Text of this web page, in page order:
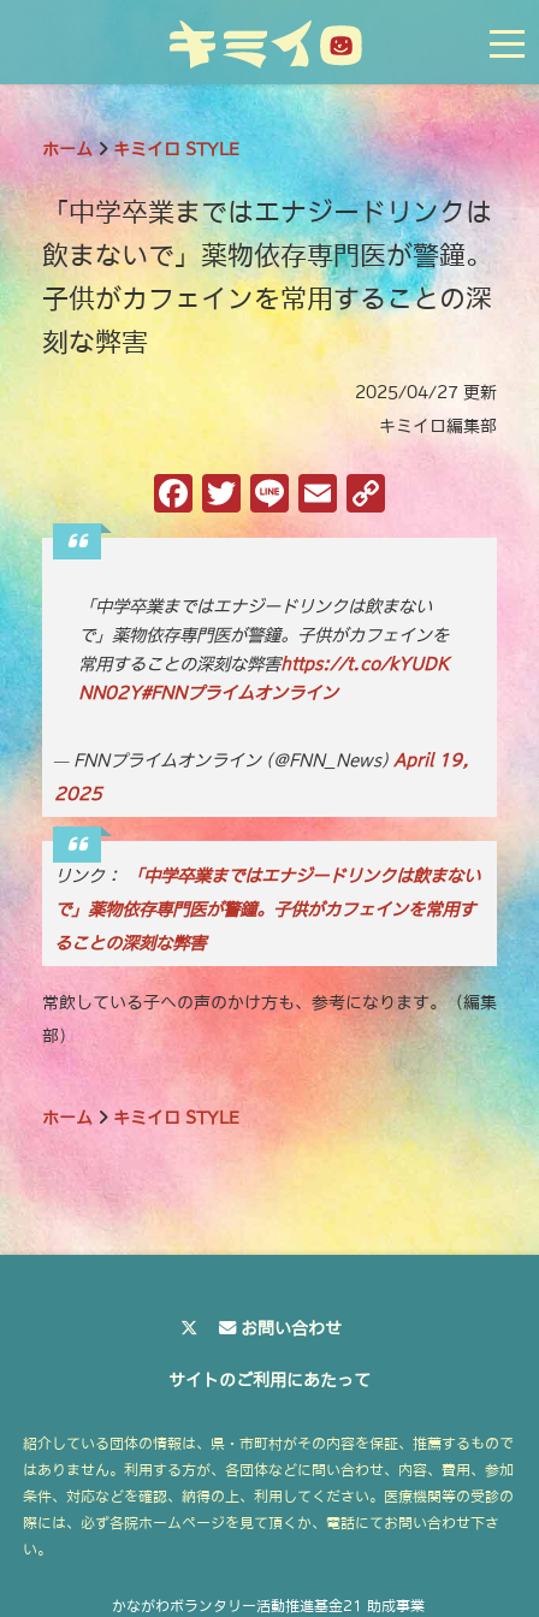
ホーム キミイロ STYLE
「中学卒業まではエナジードリンクは
飲まないで」薬物依存専門医が警鐘。
子供がカフェインを常用することの深
刻な弊害
2025/04/27 更新
キミイロ編集部
F
a
e
b
o
k
T
w
te
r
Li
n
E
m
l
o
y
Li
n
「中学卒業まではエナジードリンクは飲まない
で」薬物依存専門医が警鐘。子供がカフェインを
常用することの深刻な弊害https://t.co/kYUDK
NN02Y#FNNプライムオンライン
— FNNプライムオンライン (@FNN_News) April 19,
2025
リンク：
「中学卒業まではエナジードリンクは飲まない
で」薬物依存専門医が警鐘。子供がカフェインを常用す
ることの深刻な弊害
常飲している子への声のかけ方も、参考になります。（編集
部）
ホーム キミイロ STYLE
お問い合わせ
サイトのご利用にあたって
紹介している団体の情報は、県・市町村がその内容を保証、推薦するもので
はありません。利用する方が、各団体などに問い合わせ、内容、費用、参加
条件、対応などを確認、納得の上、利用してください。医療機関等の受診の
際には、必ず各院ホームページを見て頂くか、電話にてお問い合わせ下さ
い。
かながわボランタリー活動推進基金21 助成事業